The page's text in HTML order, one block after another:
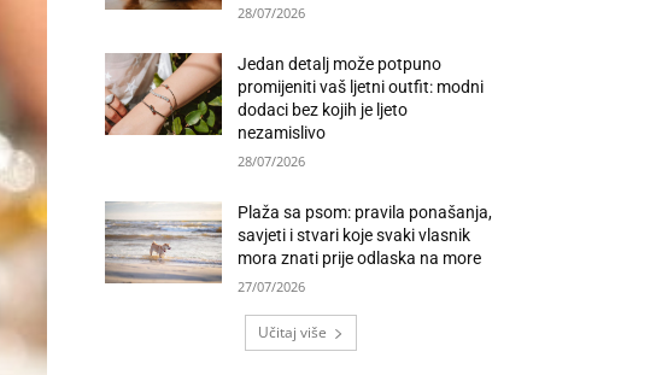
28/07/2026
Jedan detalj može potpuno
promijeniti vaš ljetni outfit: modni
dodaci bez kojih je ljeto
nezamislivo
28/07/2026
Plaža sa psom: pravila ponašanja,
savjeti i stvari koje svaki vlasnik
mora znati prije odlaska na more
27/07/2026
Učitaj više